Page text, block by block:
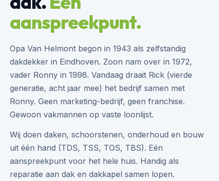
aanspreekpunt.
Opa Van Helmont begon in 1943 als zelfstandig
dakdekker in Eindhoven. Zoon nam over in 1972,
vader Ronny in 1998. Vandaag draait Rick (vierde
generatie, acht jaar mee) het bedrijf samen met
Ronny. Geen marketing-bedrijf, geen franchise.
Gewoon vakmannen op vaste loonlijst.
Wij doen daken, schoorstenen, onderhoud en bouw
uit één hand (TDS, TSS, TOS, TBS). Eén
aanspreekpunt voor het hele huis. Handig als
reparatie aan dak en dakkapel samen lopen.